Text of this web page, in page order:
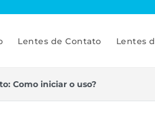
Lentes de Contato Lentes
Como iniciar o uso?